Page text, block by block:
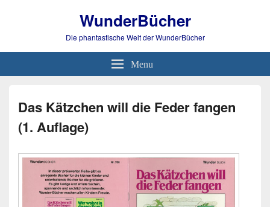
WunderBücher
Die phantastische Welt der WunderBücher
Menu
Das Kätzchen will die Feder fangen
(1. Auflage)